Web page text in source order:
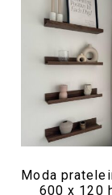
Moda
600 x 120